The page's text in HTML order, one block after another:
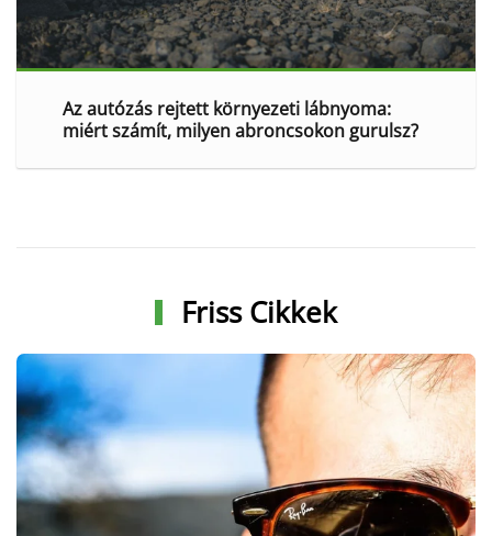
Az autózás rejtett környezeti lábnyoma:
miért számít, milyen abroncsokon gurulsz?
Friss Cikkek